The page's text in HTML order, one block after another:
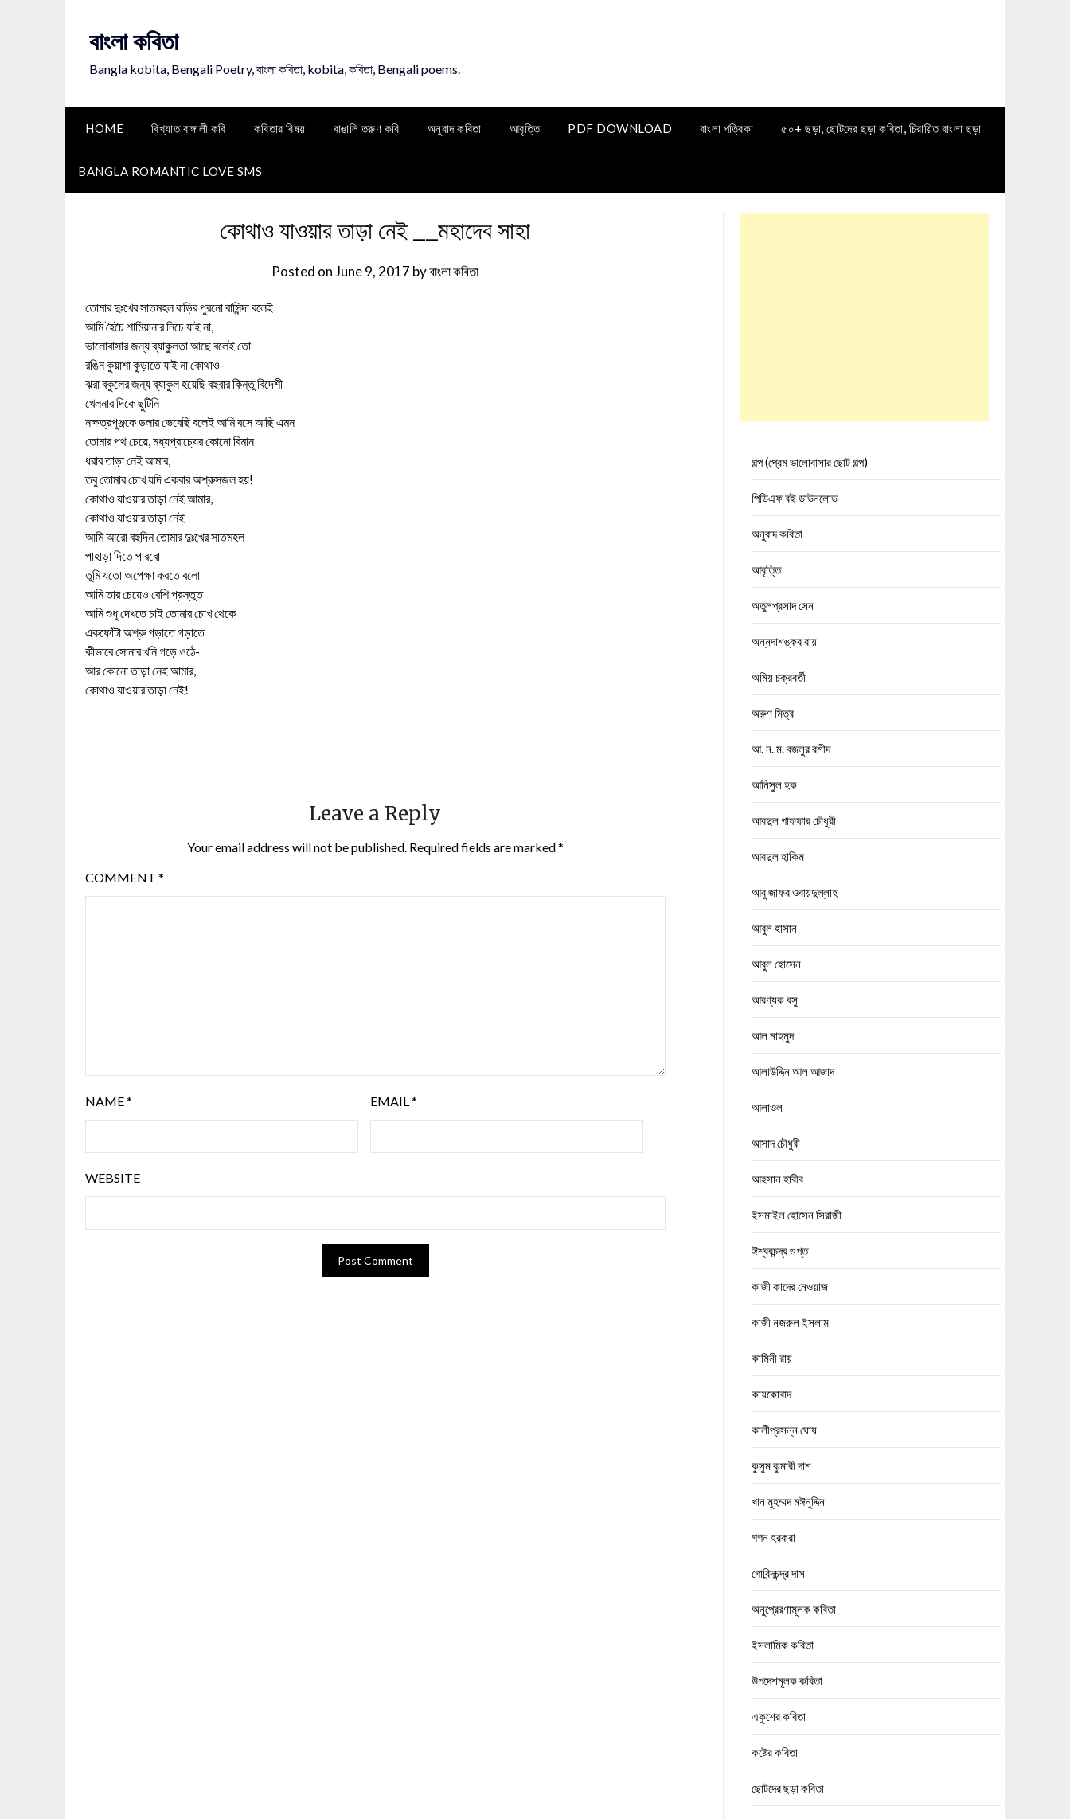
বাংলা কবিতা
Bangla kobita, Bengali Poetry, বাংলা কবিতা, kobita, কবিতা, Bengali poems.
HOME বিখ্যাত বাঙ্গালী কবি কবিতার বিষয় বাঙালি তরুণ কবি অনুবাদ কবিতা আবৃত্তি PDF DOWNLOAD বাংলা পত্রিকা ৫০+ ছড়া, ছোটদের ছড়া কবিতা, চিরায়িত বাংলা ছড়া
BANGLA ROMANTIC LOVE SMS
কোথাও যাওয়ার তাড়া নেই __মহাদেব সাহা
Posted onJune 9, 2017 byবাংলা কবিতা
তোমার দুঃখের সাতমহল বাড়ির পুরনো বাসিন্দা বলেই
আমি হৈচৈ শামিয়ানার নিচে যাই না,
ভালোবাসার জন্য ব্যাকুলতা আছে বলেই তো
রঙিন কুয়াশা কুড়াতে যাই না কোথাও-
ঝরা বকুলের জন্য ব্যাকুল হয়েছি বহুবার কিন্তু বিদেশী
খেলনার দিকে ছুটিনি
নক্ষত্রপুঞ্জকে ডলার ভেবেছি বলেই আমি বসে আছি এমন
তোমার পথ চেয়ে, মধ্যপ্রাচ্যের কোনো বিমান
ধরার তাড়া নেই আমার,
তবু তোমার চোখ যদি একবার অশ্রুসজল হয়!
কোথাও যাওয়ার তাড়া নেই আমার,
কোথাও যাওয়ার তাড়া নেই
আমি আরো বহুদিন তোমার দুঃখের সাতমহল
পাহাড়া দিতে পারবো
তুমি যতো অপেক্ষা করতে বলো
আমি তার চেয়েও বেশি প্রস্তুত
আমি শুধু দেখতে চাই তোমার চোখ থেকে
একফোঁটা অশ্রু গড়াতে গড়াতে
কীভাবে সোনার খনি গড়ে ওঠে-
আর কোনো তাড়া নেই আমার,
কোথাও যাওয়ার তাড়া নেই!
Leave a Reply
Your email address will not be published. Required fields are marked*
COMMENT *
NAME* EMAIL*
WEBSITE
গল্প (প্রেম ভালোবাসার ছোট গল্প)
পিডিএফ বই ডাউনলোড
অনুবাদ কবিতা
আবৃত্তি
অতুলপ্রসাদ সেন
অন্নদাশঙ্কর রায়
অমিয় চক্রবর্তী
অরুণ মিত্র
আ. ন. ম. বজলুর রশীদ
আনিসুল হক
আবদুল গাফফার চৌধুরী
আবদুল হাকিম
আবু জাফর ওবায়দুল্লাহ
আবুল হাসান
আবুল হোসেন
আরণ্যক বসু
আল মাহমুদ
আলাউদ্দিন আল আজাদ
আলাওল
আসাদ চৌধুরী
আহসান হাবীব
ইসমাইল হোসেন সিরাজী
ঈশ্বরচন্দ্র গুপ্ত
কাজী কাদের নেওয়াজ
কাজী নজরুল ইসলাম
কামিনী রায়
কায়কোবাদ
কালীপ্রসন্ন ঘোষ
কুসুম কুমারী দাশ
খান মুহম্মদ মঈনুদ্দিন
গগন হরকরা
গোবিন্দচন্দ্র দাস
অনুপ্রেরণামূলক কবিতা
ইসলামিক কবিতা
উপদেশমূলক কবিতা
একুশের কবিতা
কষ্টের কবিতা
ছোটদের ছড়া কবিতা